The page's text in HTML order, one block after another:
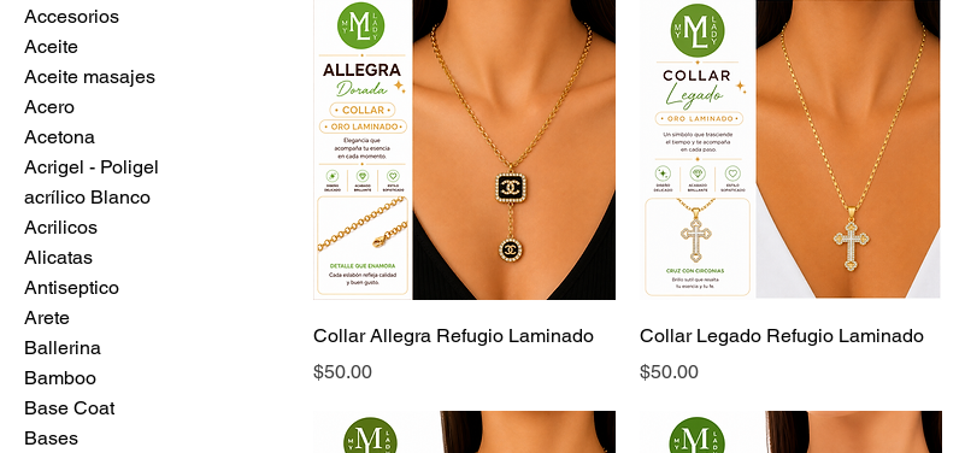
Accesorios
Aceite
Aceite masajes
Acero
Acetona
Acrigel - Poligel
acrílico Blanco
Acrilicos
Alicatas
Antiseptico
Arete
Ballerina
Bamboo
Base Coat
Bases
Collar Allegra Refugio Laminado
Precio
$50.00
Collar Legado Refugio Laminado
Precio
$50.00